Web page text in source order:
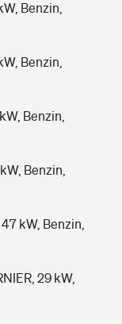
Benzin,
Benzin,
Benzin,
Benzin,
kW, Benzin,
29 kW,